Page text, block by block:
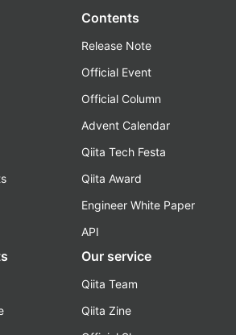
Contents
Release Note
Official Event
Official Column
Advent Calendar
Qiita Tech Festa
Qiita Award
Engineer White Paper
API
Our service
Qiita Team
Qiita Zine